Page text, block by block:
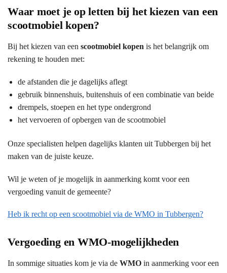
Waar moet je op letten bij het kiezen van een
scootmobiel kopen?
Bij het kiezen van een scootmobiel kopen is het belangrijk om
rekening te houden met:
de afstanden die je dagelijks aflegt
gebruik binnenshuis, buitenshuis of een combinatie van beide
drempels, stoepen en het type ondergrond
het vervoeren of opbergen van de scootmobiel
Onze specialisten helpen dagelijks klanten uit Tubbergen bij het
maken van de juiste keuze.
Wil je weten of je mogelijk in aanmerking komt voor een
vergoeding vanuit de gemeente?
Heb ik recht op een scootmobiel via de WMO in Tubbergen?
Vergoeding en WMO-mogelijkheden
In sommige situaties kom je via de WMO in aanmerking voor een